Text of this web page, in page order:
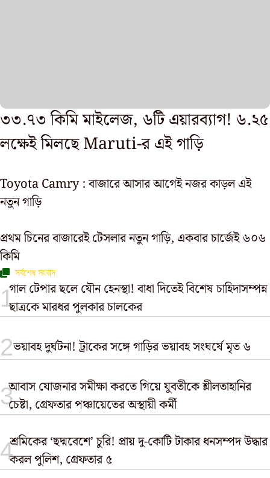
৩৩.৭৩ কিমি মাইলেজ, ৬টি এয়ারব্যাগ! ৬.২৫
লক্ষেই মিলছে Maruti-র এই গাড়ি
Toyota Camry : বাজারে আসার আগেই নজর কাড়ল এই
নতুন গাড়ি
প্রথম চিনের বাজারেই টেসলার নতুন গাড়ি, একবার চার্জেই ৬০৬
কিমি
সর্বশেষ সংবাদ
গাল টেপার ছলে যৌন হেনস্থা! বাধা দিতেই বিশেষ চাহিদাসম্পন্ন
ছাত্রকে মারধর পুলকার চালকের
ভয়াবহ দুর্ঘটনা! ট্রাকের সঙ্গে গাড়ির ভয়াবহ সংঘর্ষে মৃত ৬
আবাস যোজনার সমীক্ষা করতে গিয়ে যুবতীকে শ্লীলতাহানির
চেষ্টা, গ্রেফতার পঞ্চায়েতের অস্থায়ী কর্মী
শ্রমিকের ‘ছদ্মবেশে’ চুরি! প্রায় দু-কোটি টাকার ধনসম্পদ উদ্ধার
করল পুলিশ, গ্রেফতার ৫